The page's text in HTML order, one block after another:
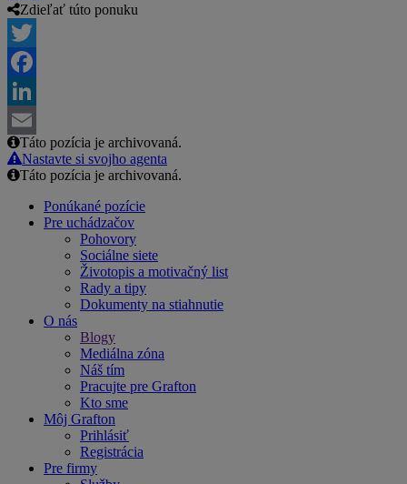
Zdieľať túto ponuku
Twitter
Facebook
LinkedIn
Email
Táto pozícia je archivovaná.
Nastavte si svojho agenta
Táto pozícia je archivovaná.
Ponúkané pozície
Pre uchádzačov
Pohovory
Sociálne siete
Životopis a motivačný list
Rady a tipy
Dokumenty na stiahnutie
O nás
Blogy
Mediálna zóna
Náš tím
Pracujte pre Grafton
Kto sme
Môj Grafton
Prihlásiť
Registrácia
Pre firmy